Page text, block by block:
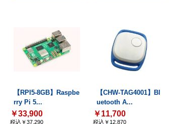
【RPI5-8GB】Raspbe
rry Pi 5...
￥33,900
税込￥37,290
【CHW-TAG4001】Bl
uetooth A...
￥11,700
税込￥12,870